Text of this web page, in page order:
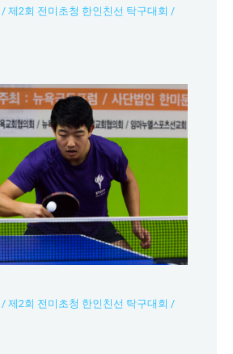
/제2회 전미초청 한인친선 탁구대회 /
/제2회 전미초청 한인친선 탁구대회 /